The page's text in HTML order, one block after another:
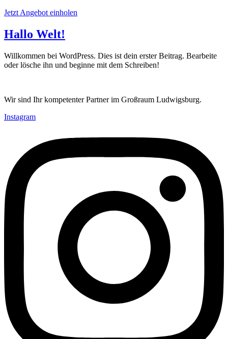
Jetzt Angebot einholen
Hallo Welt!
Willkommen bei WordPress. Dies ist dein erster Beitrag. Bearbeite
oder lösche ihn und beginne mit dem Schreiben!
Wir sind Ihr kompetenter Partner im Großraum Ludwigsburg.
Instagram